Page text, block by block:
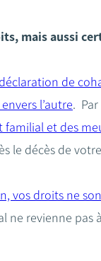
mais aussi
de
l’autre. Par
familial et des
le décès de
vos droits ne
ne revienne pas